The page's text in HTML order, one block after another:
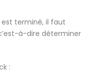
est terminé, il faut
à-dire déterminer
: